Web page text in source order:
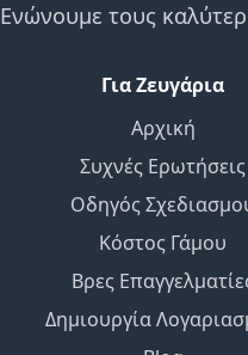
Ενώνουμε τους
Για Ζευγάρια
Αρχική
Συχνές Ερωτήσεις
Οδηγός
Κόστος Γάμου
Βρες
Δημιουργία